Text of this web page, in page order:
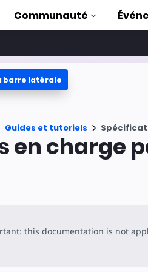
AMP
complète
to AMP
Communauté
barre latérale
Guides et tutoriels
en charge
this documentation is not